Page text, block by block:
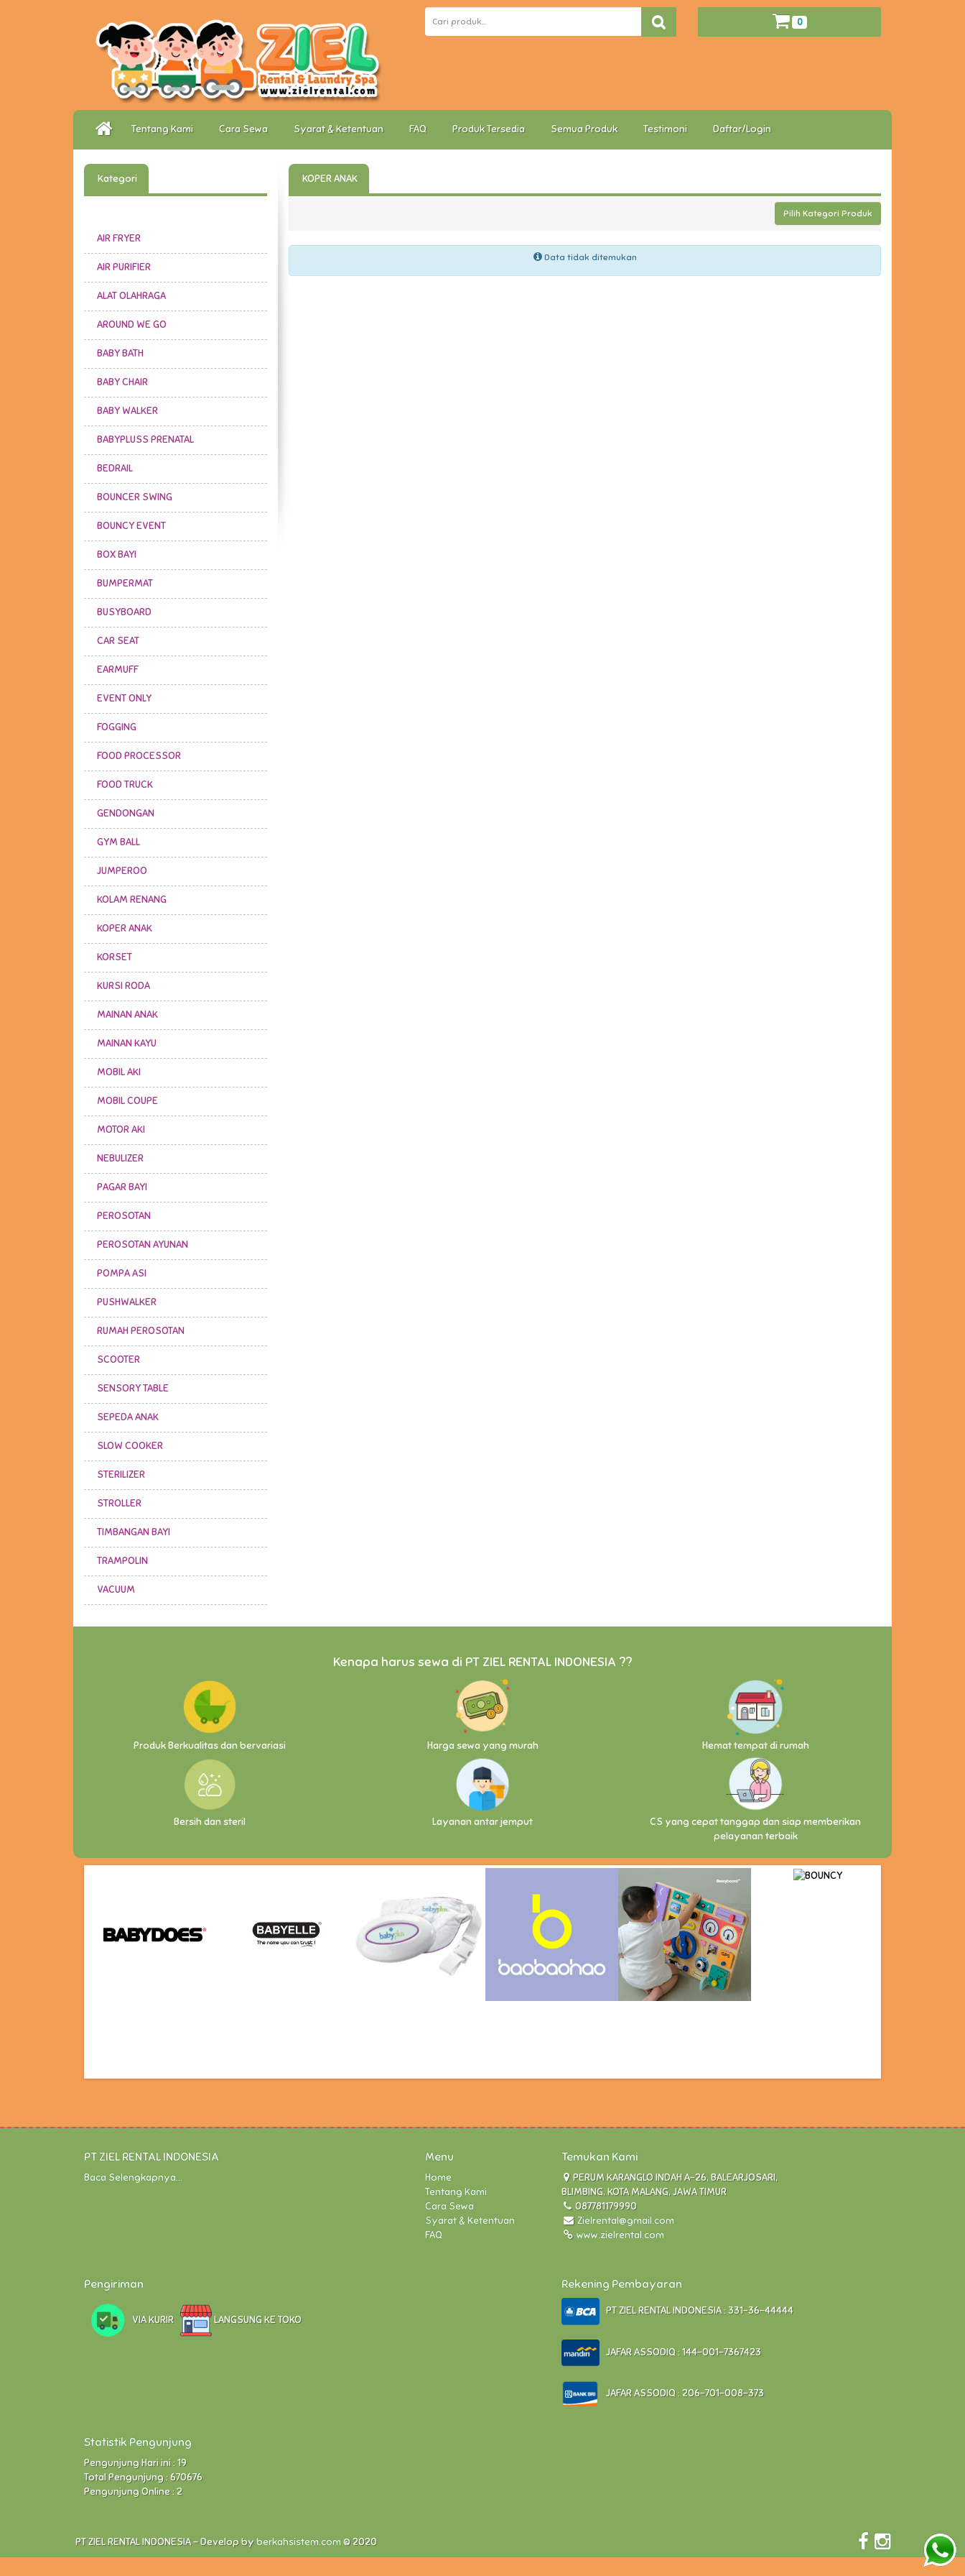
0
Tentang Kami Cara Sewa Syarat & Ketentuan FAQ Produk Tersedia Semua Produk Testimoni Daftar/Login
Kategori
AIR FRYER
AIR PURIFIER
ALAT OLAHRAGA
AROUND WE GO
BABY BATH
BABY CHAIR
BABY WALKER
BABYPLUSS PRENATAL
BEDRAIL
BOUNCER SWING
BOUNCY EVENT
BOX BAYI
BUMPERMAT
BUSYBOARD
CAR SEAT
EARMUFF
EVENT ONLY
FOGGING
FOOD PROCESSOR
FOOD TRUCK
GENDONGAN
GYM BALL
JUMPEROO
KOLAM RENANG
KOPER ANAK
KORSET
KURSI RODA
MAINAN ANAK
MAINAN KAYU
MOBIL AKI
MOBIL COUPE
MOTOR AKI
NEBULIZER
PAGAR BAYI
PEROSOTAN
PEROSOTAN AYUNAN
POMPA ASI
PUSHWALKER
RUMAH PEROSOTAN
SCOOTER
SENSORY TABLE
SEPEDA ANAK
SLOW COOKER
STERILIZER
STROLLER
TIMBANGAN BAYI
TRAMPOLIN
VACUUM
KOPER ANAK
Pilih Kategori Produk
Data tidak ditemukan
Kenapa harus sewa di PT ZIEL RENTAL INDONESIA ??
Produk Berkualitas dan bervariasi Harga sewa yang murah Hemat tempat di rumah
Bersih dan steril Layanan antar jemput
CS yang cepat tanggap dan siap memberikan
pelayanan terbaik
PT ZIEL RENTAL INDONESIA
Baca Selengkapnya...
Menu
Home
Tentang Kami
Cara Sewa
Syarat & Ketentuan
FAQ
Temukan Kami
PERUM KARANGLO INDAH A-26, BALEARJOSARI,
BLIMBING, KOTA MALANG, JAWA TIMUR
087781179990
Zielrental@gmail.com
www.zielrental.com
Pengiriman
VIA KURIR LANGSUNG KE TOKO
Rekening Pembayaran
PT ZIEL RENTAL INDONESIA : 331-36-44444
JAFAR ASSODIQ : 144-001-7367423
JAFAR ASSODIQ : 206-701-008-373
Statistik Pengunjung
Pengunjung Hari ini : 19
Total Pengunjung : 670676
Pengunjung Online : 2
PT ZIEL RENTAL INDONESIA - Develop byberkahsistem.com © 2020